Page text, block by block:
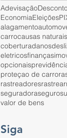
Adevisação
EconomiaEleições
alagamento
carrocausas naturais
coberturadanos
eletricosfinanças
opcionais
proteçao de carro
rastreadoresrastrear
seguradoraseguro
valor de bens
Siga